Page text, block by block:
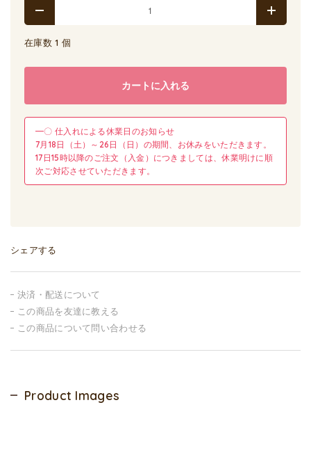
在庫数 1 個
カートに入れる
━〇 仕入れによる休業日のお知らせ
7月18日（土）～26日（日）の期間、お休みをいただきます。
17日15時以降のご注文（入金）につきましては、休業明けに順
次ご対応させていただきます。
シェアする
決済・配送について
この商品を友達に教える
この商品について問い合わせる
Product Images